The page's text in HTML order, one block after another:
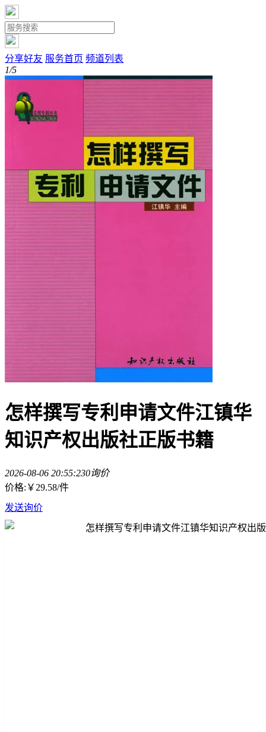
分享好友 服务首页 频道列表
1/5
怎样撰写专利申请文件江镇华
知识产权出版社正版书籍
2026-08-06 20:55:230询价
价格: ￥29.58/件
发送询价